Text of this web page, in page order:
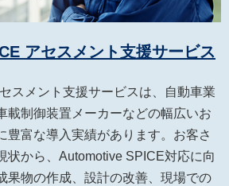
アセスメント支援サービス
スメント支援サービスは、自動車業
載制御装置メーカーなどの幅広いお
豊富な導入実績があります。お客さ
状から、Automotive SPICE対応に向
果物の作成、設計の改善、現場での